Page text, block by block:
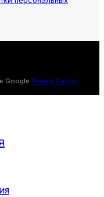
Google Privacy Policy